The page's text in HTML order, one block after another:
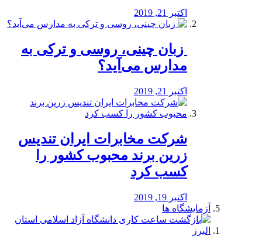
اکتبر 21, 2019
️ زبان چینی، روسی و ترکی به
مدارس می‌آید؟
اکتبر 21, 2019
شرکت مخابرات ایران تندیس
زرین برند محبوب کشور را
کسب کرد
اکتبر 19, 2019
آزمایشگاه ها